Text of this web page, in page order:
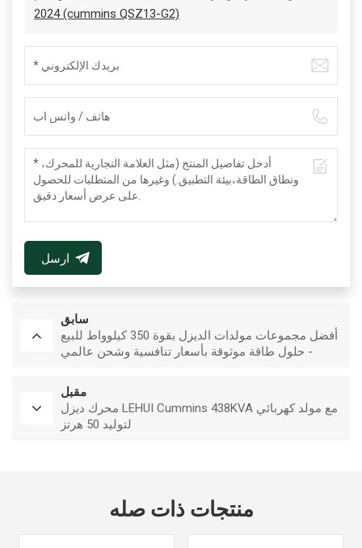
2024 (cummins QSZ13-G2)
ارسل
سابق
أفضل مجموعات مولدات الديزل بقوة 350 كيلوواط للبيع
- حلول طاقة موثوقة بأسعار تنافسية وشحن عالمي
مقبل
محرك ديزل LEHUI Cummins 438KVA مع مولد كهربائي
لتوليد 50 هرتز
منتجات ذات صله